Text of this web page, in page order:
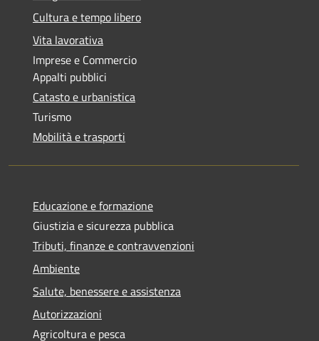
Cultura e tempo libero
Vita lavorativa
Imprese e Commercio
Appalti pubblici
Catasto e urbanistica
Turismo
Mobilità e trasporti
Educazione e formazione
Giustizia e sicurezza pubblica
Tributi, finanze e contravvenzioni
Ambiente
Salute, benessere e assistenza
Autorizzazioni
Agricoltura e pesca